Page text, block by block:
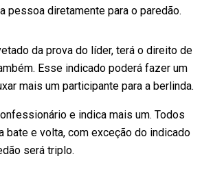
pessoa diretamente para o paredão.
da prova do líder, terá o direito de
Esse indicado poderá fazer um
mais um participante para a berlinda.
e indica mais um. Todos
bate e volta, com exceção do indicado
será triplo.